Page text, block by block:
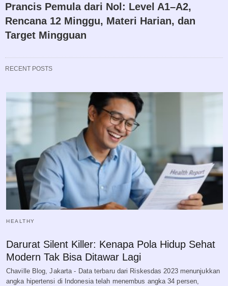
Prancis Pemula dari Nol: Level A1–A2,
Rencana 12 Minggu, Materi Harian, dan
Target Mingguan
RECENT POSTS
HEALTHY
Darurat Silent Killer: Kenapa Pola Hidup Sehat
Modern Tak Bisa Ditawar Lagi
Chaville Blog, Jakarta - Data terbaru dari Riskesdas 2023 menunjukkan
angka hipertensi di Indonesia telah menembus angka 34 persen,